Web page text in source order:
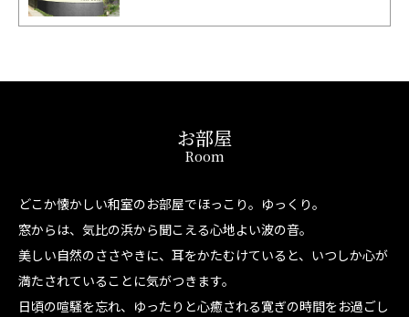
お部屋
Room
どこか懐かしい和室のお部屋でほっこり。ゆっくり。
窓からは、気比の浜から聞こえる心地よい波の音。
美しい自然のささやきに、耳をかたむけていると、いつしか心が
満たされていることに気がつきます。
日頃の喧騒を忘れ、ゆったりと心癒される寛ぎの時間をお過ごし